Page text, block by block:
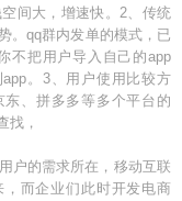
间大，增速快。2、传统
。qq群内发单的模式，已
不把用户导入自己的app
。3、用户使用比较方
、拼多多等多个平台的
找，
户的需求所在，移动互联
而企业们此时开发电商